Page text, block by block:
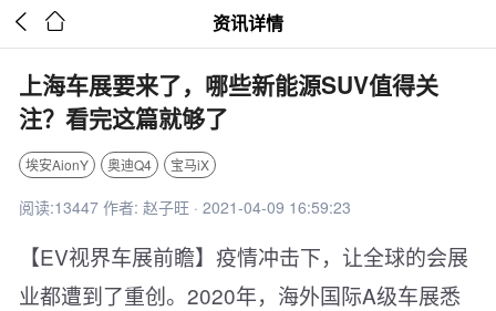
  资讯详情
上海车展要来了，哪些新能源SUV值得关
注？看完这篇就够了
埃安AionY 奥迪Q4 宝马iX
阅读:13447 作者: 赵子旺 · 2021-04-09 16:59:23
【EV视界车展前瞻】疫情冲击下，让全球的会展
业都遭到了重创。2020年，海外国际A级车展悉